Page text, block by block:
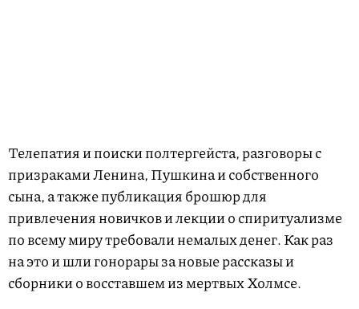
Телепатия и поиски полтергейста, разговоры с
призраками Ленина, Пушкина и собственного
сына, а также публикация брошюр для
привлечения новичков и лекции о спиритуализме
по всему миру требовали немалых денег. Как раз
на это и шли гонорары за новые рассказы и
сборники о восставшем из мертвых Холмсе.